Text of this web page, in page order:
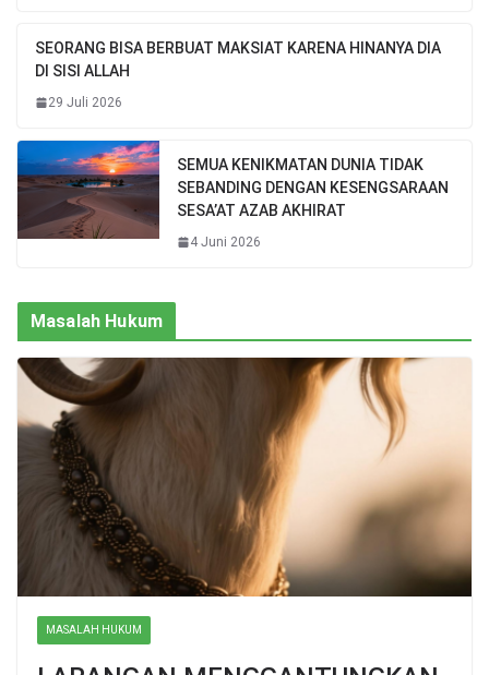
SEORANG BISA BERBUAT MAKSIAT KARENA HINANYA DIA
DI SISI ALLAH
29 Juli 2026
SEMUA KENIKMATAN DUNIA TIDAK
SEBANDING DENGAN KESENGSARAAN
SESA’AT AZAB AKHIRAT
4 Juni 2026
Masalah Hukum
MASALAH HUKUM